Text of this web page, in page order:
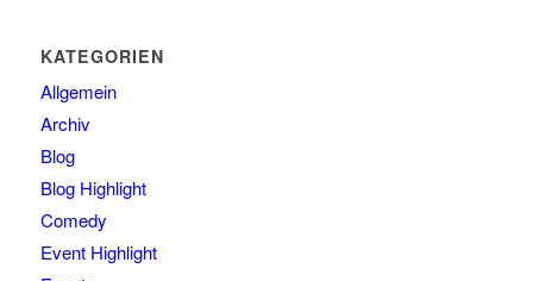
KATEGORIEN
Allgemein
Archiv
Blog
Blog Highlight
Comedy
Event Highlight